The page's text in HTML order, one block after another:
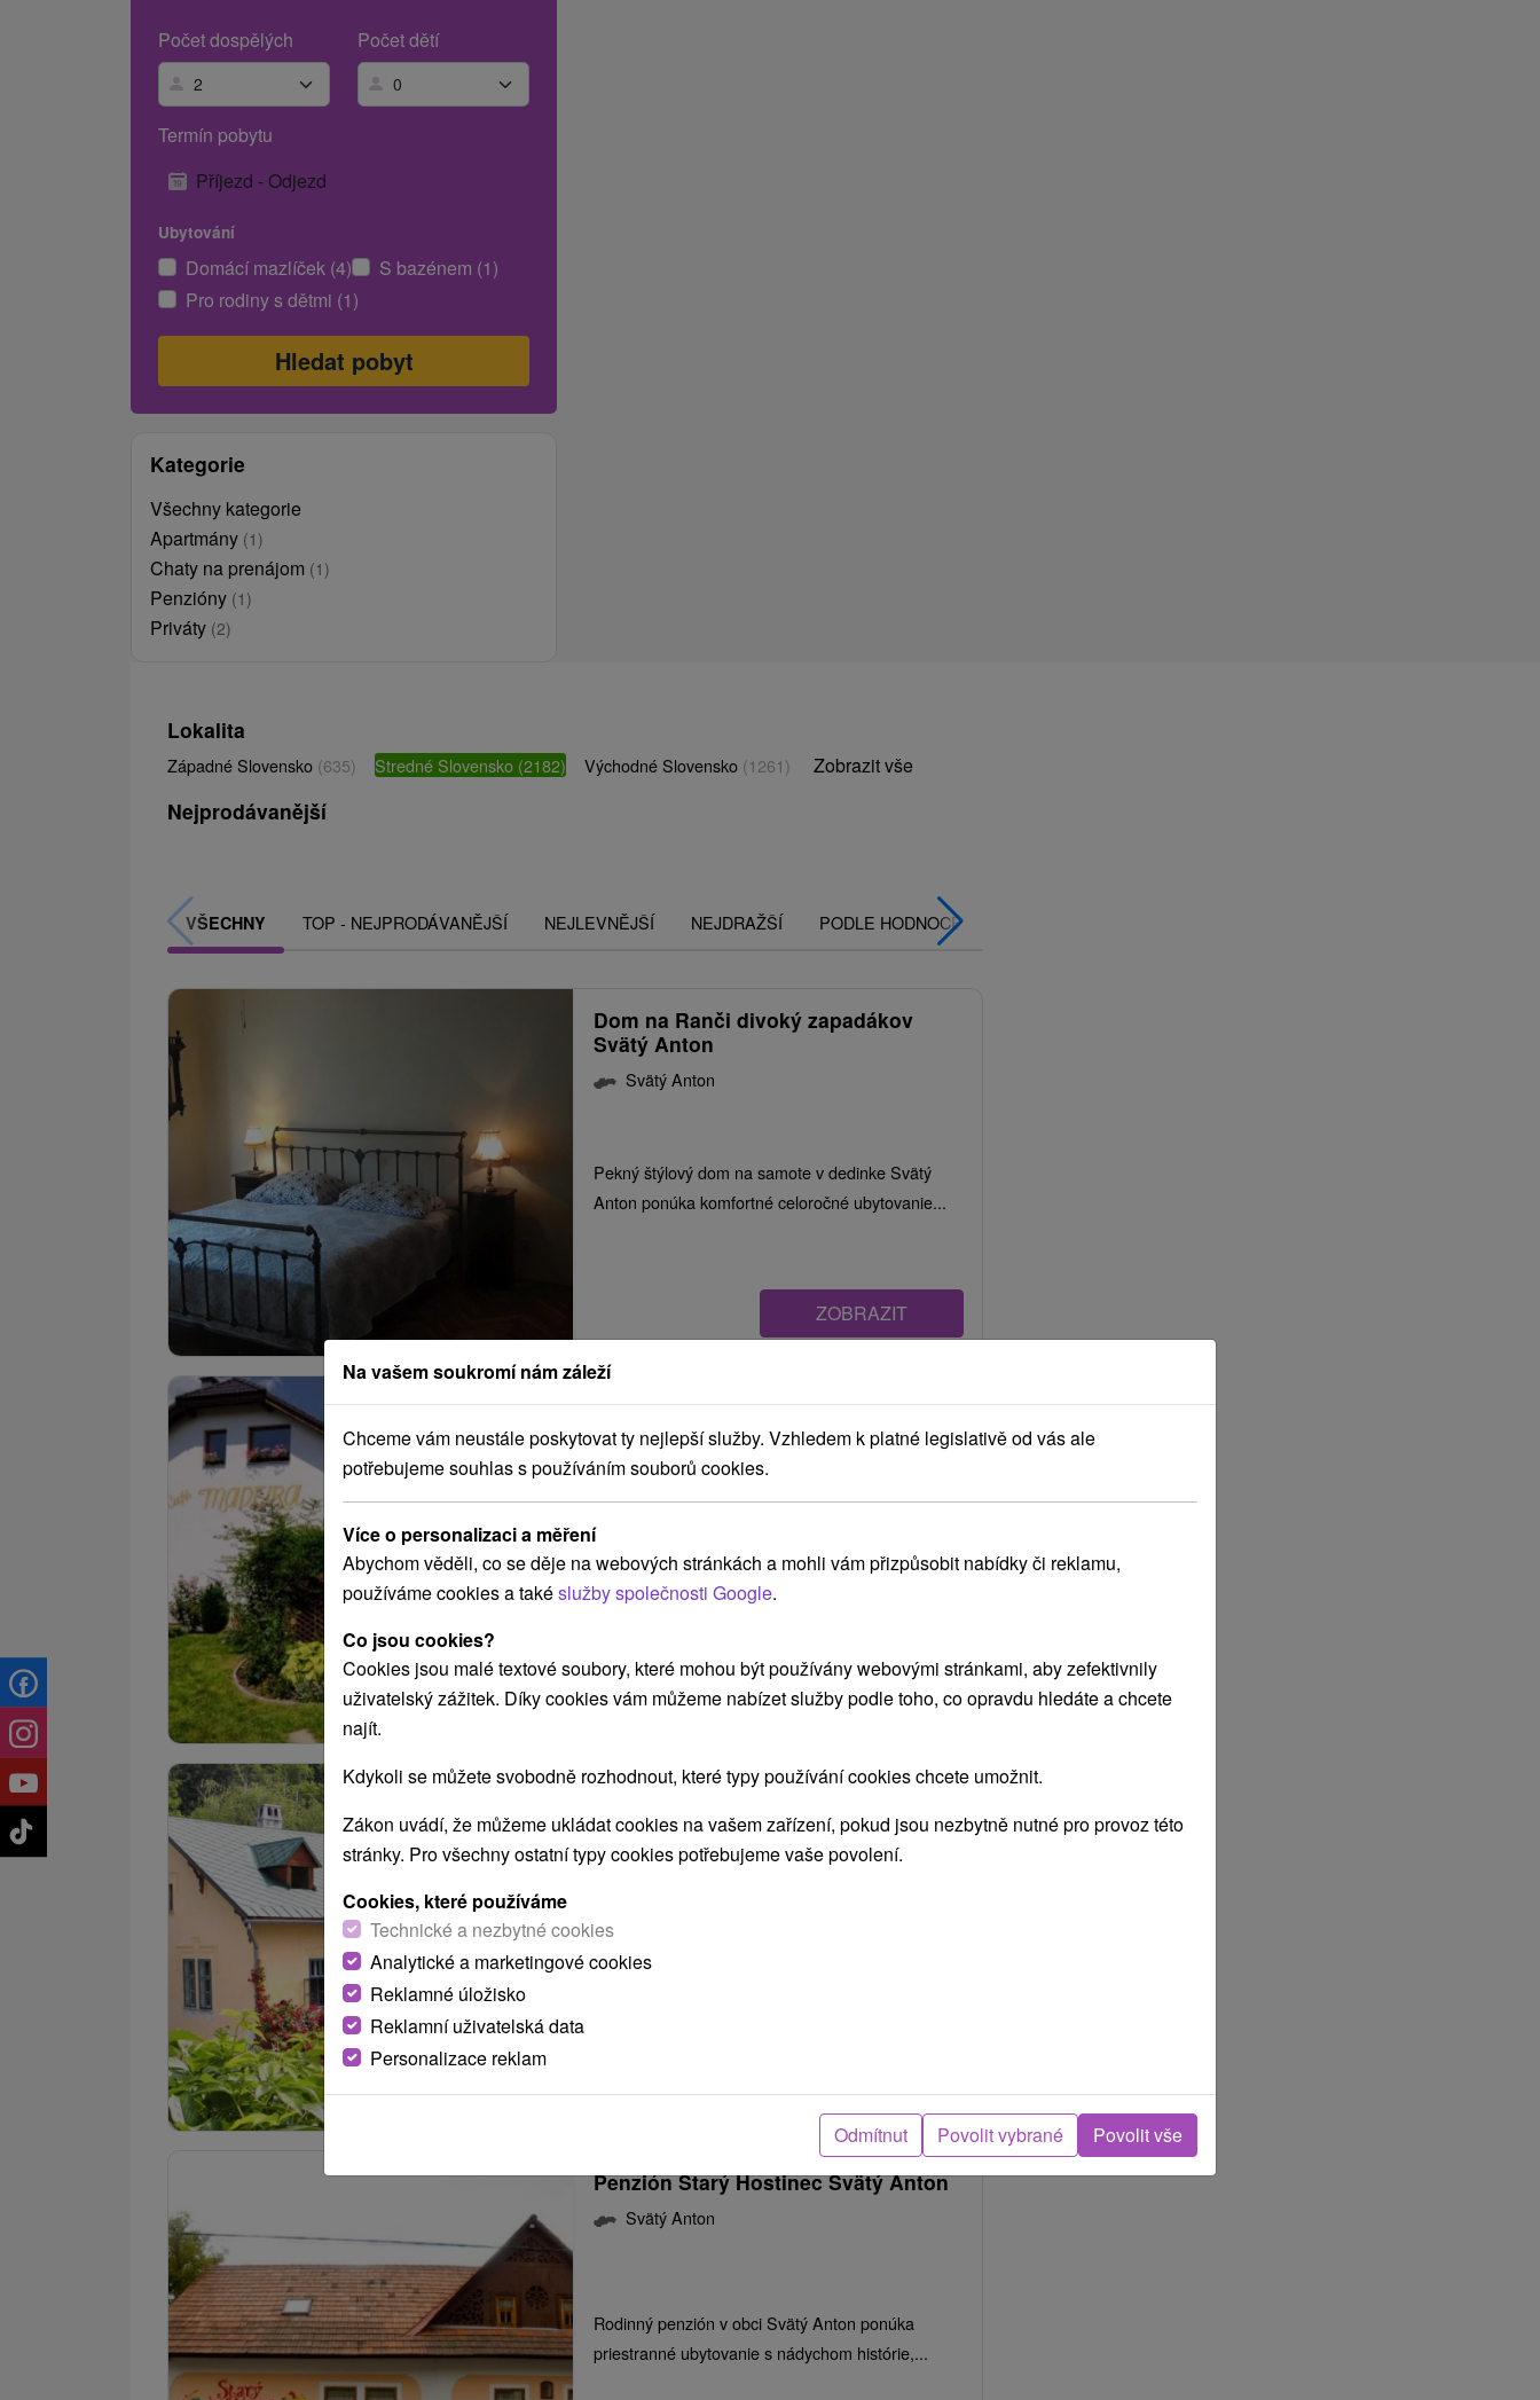
Počet dospělých
Počet dětí
Termín pobytu
Příjezd - Odjezd
Ubytování
Domácí mazlíček (4)
S bazénem (1)
Pro rodiny s dětmi (1)
Kategorie
Všechny kategorie
Apartmány (1)
Chaty na prenájom (1)
Penzióny (1)
Priváty (2)
Lokalita
Západné Slovensko (635) Stredné Slovensko (2182) Východné Slovensko (1261) Zobrazit vše
Nejprodávanější
VŠECHNY TOP - NEJPRODÁVANĚJŠÍ NEJLEVNĚJŠÍ NEJDRAŽŠÍ PODLE HODNOCENÍ
Dom na Ranči divoký zapadákov
Svätý Anton
Svätý Anton
Pekný štýlový dom na samote v dedinke Svätý
Anton ponúka komfortné celoročné ubytovanie...
ZOBRAZIT
Ubytovanie Café Madeira Svätý
Anton
Svätý Anton
Ubytovanie v krásnom prostredí Štiavnických
vrchov, v malebnej dedinke Svätý Anton, ponúka
svojim...
ZOBRAZIT
Soví Dom Svätý Anton
Svätý Anton
Jedinečné apartmány pri kaštieli so vstupom do
anglickej záhrady, ktorá sa postará o dokonalú...
ZOBRAZIT
Penzión Starý Hostinec Svätý Anton
Svätý Anton
Rodinný penzión v obci Svätý Anton ponúka
priestranné ubytovanie s nádychom histórie,...
Na vašem soukromí nám záleží
Chceme vám neustále poskytovat ty nejlepší služby. Vzhledem k platné legislativě od vás ale
potřebujeme souhlas s používáním souborů cookies.
Více o personalizaci a měření
Abychom věděli, co se děje na webových stránkách a mohli vám přizpůsobit nabídky či reklamu,
používáme cookies a takéslužby společnosti Google.
Co jsou cookies?
Cookies jsou malé textové soubory, které mohou být používány webovými stránkami, aby zefektivnily
uživatelský zážitek. Díky cookies vám můžeme nabízet služby podle toho, co opravdu hledáte a chcete
najít.
Kdykoli se můžete svobodně rozhodnout, které typy používání cookies chcete umožnit.
Zákon uvádí, že můžeme ukládat cookies na vašem zařízení, pokud jsou nezbytně nutné pro provoz této
stránky. Pro všechny ostatní typy cookies potřebujeme vaše povolení.
Cookies, které používáme
Technické a nezbytné cookies
Analytické a marketingové cookies
Reklamné úložisko
Reklamní uživatelská data
Personalizace reklam
Odmítnut Povolit vybrané Povolit vše